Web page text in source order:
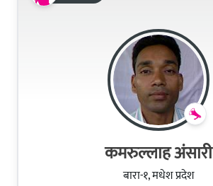
कमरुल्लाह अंसारी
बारा-१, मधेश प्रदेश